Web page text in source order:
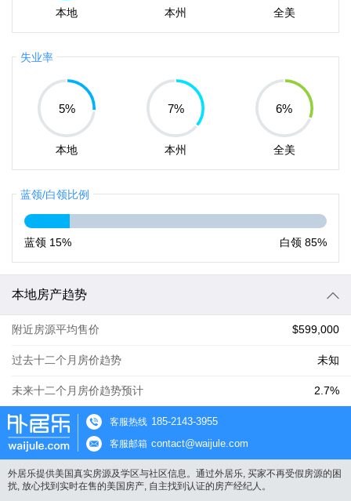
本地 本州 全美
失业率
5%
本地
7%
本州
6%
全美
蓝领/白领比例
蓝领 15% 白领 85%
本地房产趋势
附近房源平均售价 $599,000
过去十二个月房价趋势 未知
未来十二个月房价趋势预计 2.7%
客服热线 185-2143-3955
客服邮箱 contact@waijule.com
外居乐提供美国真实房源及学区与社区信息。通过外居乐, 买家不再受假房源的困
扰, 放心找到实时在售的美国房产, 自主找到认证的房产经纪人。